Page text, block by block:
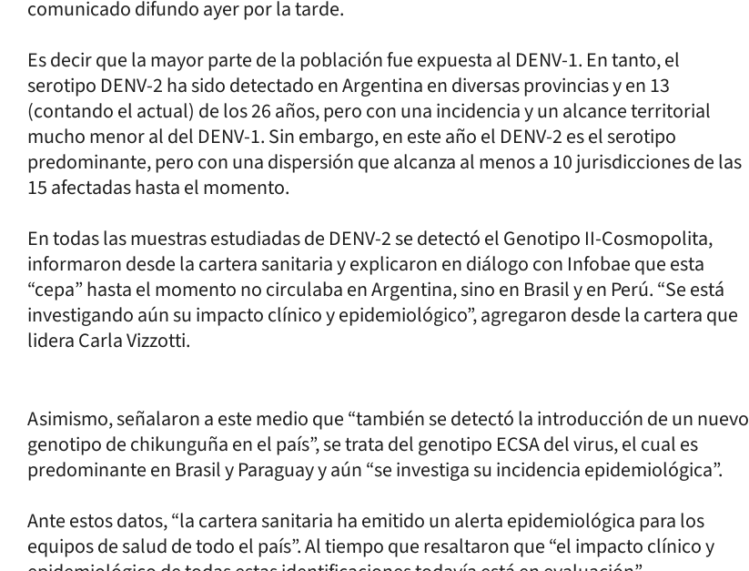
comunicado difundo ayer por la tarde.
Es decir que la mayor parte de la población fue expuesta al DENV-1. En tanto, el
serotipo DENV-2 ha sido detectado en Argentina en diversas provincias y en 13
(contando el actual) de los 26 años, pero con una incidencia y un alcance territorial
mucho menor al del DENV-1. Sin embargo, en este año el DENV-2 es el serotipo
predominante, pero con una dispersión que alcanza al menos a 10 jurisdicciones de las
15 afectadas hasta el momento.
En todas las muestras estudiadas de DENV-2 se detectó el Genotipo II-Cosmopolita,
informaron desde la cartera sanitaria y explicaron en diálogo con Infobae que esta
“cepa” hasta el momento no circulaba en Argentina, sino en Brasil y en Perú. “Se está
investigando aún su impacto clínico y epidemiológico”, agregaron desde la cartera que
lidera Carla Vizzotti.
Asimismo, señalaron a este medio que “también se detectó la introducción de un nuevo
genotipo de chikunguña en el país”, se trata del genotipo ECSA del virus, el cual es
predominante en Brasil y Paraguay y aún “se investiga su incidencia epidemiológica”.
Ante estos datos, “la cartera sanitaria ha emitido un alerta epidemiológica para los
equipos de salud de todo el país”. Al tiempo que resaltaron que “el impacto clínico y